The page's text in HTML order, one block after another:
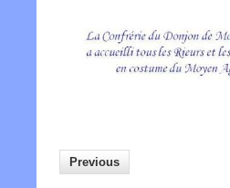
Previous